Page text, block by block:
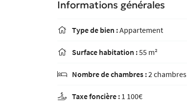
Informations générales
 Type de bien :Appartement
 Surface habitation :55 m²
 Nombre de chambres :2 chambres
 Taxe foncière : 1 100€